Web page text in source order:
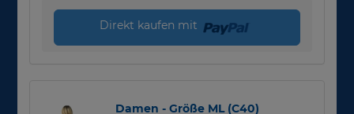
Direkt kaufen mit
Damen - Größe ML (C40)